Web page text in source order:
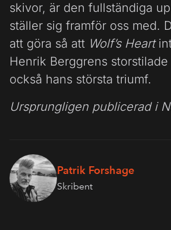
skivor, är den fullständiga
ställer sig framför oss med.
att göra så att Wolf’s Heart
Henrik Berggrens
också hans största triumf.
Ursprungligen publicerad i
Patrik Forshage
Skribent